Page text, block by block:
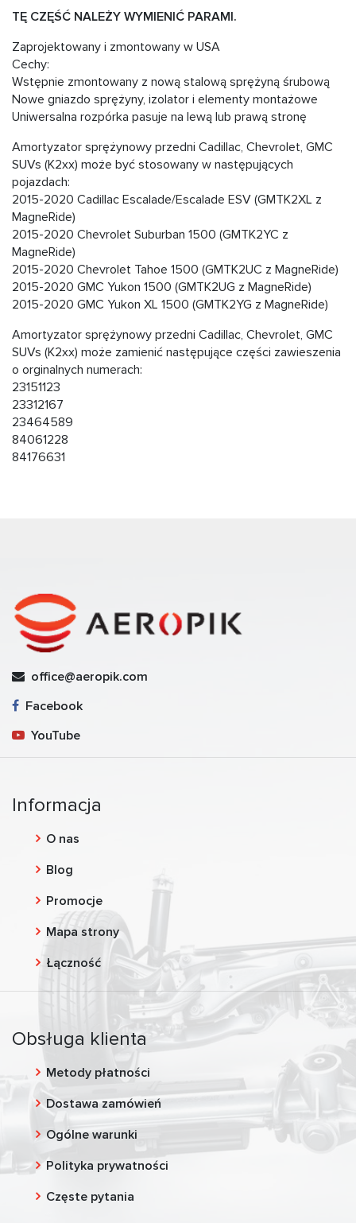
TĘ CZĘŚĆ NALEŻY WYMIENIĆ PARAMI.
Zaprojektowany i zmontowany w USA
Cechy:
Wstępnie zmontowany z nową stalową sprężyną śrubową
Nowe gniazdo sprężyny, izolator i elementy montażowe
Uniwersalna rozpórka pasuje na lewą lub prawą stronę
Amortyzator sprężynowy przedni Cadillac, Chevrolet, GMC
SUVs (K2xx) może być stosowany w następujących
pojazdach:
2015-2020 Cadillac Escalade/Escalade ESV (GMTK2XL z
MagneRide)
2015-2020 Chevrolet Suburban 1500 (GMTK2YC z
MagneRide)
2015-2020 Chevrolet Tahoe 1500 (GMTK2UC z MagneRide)
2015-2020 GMC Yukon 1500 (GMTK2UG z MagneRide)
2015-2020 GMC Yukon XL 1500 (GMTK2YG z MagneRide)
Amortyzator sprężynowy przedni Cadillac, Chevrolet, GMC
SUVs (K2xx) może zamienić następujące części zawieszenia
o orginalnych numerach:
23151123
23312167
23464589
84061228
84176631
office@aeropik.com
Facebook
YouTube
Informacja
O nas
Blog
Promocje
Mapa strony
Łączność
Obsługa klienta
Metody płatności
Dostawa zamówień
Ogólne warunki
Polityka prywatności
Częste pytania